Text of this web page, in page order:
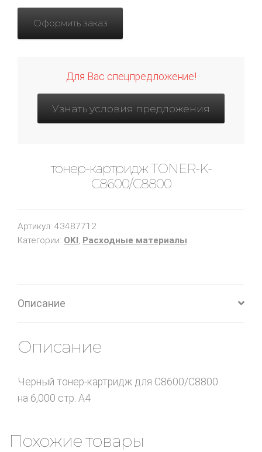
Оформить заказ
Для Вас спецпредложение!
Узнать условия предложения
тонер-картридж TONER-K-
C8600/C8800
Артикул: 43487712
Категории: OKI, Расходные материалы
Описание
Описание
Черный тонер-картридж для C8600/C8800
на 6,000 стр. A4
Похожие товары